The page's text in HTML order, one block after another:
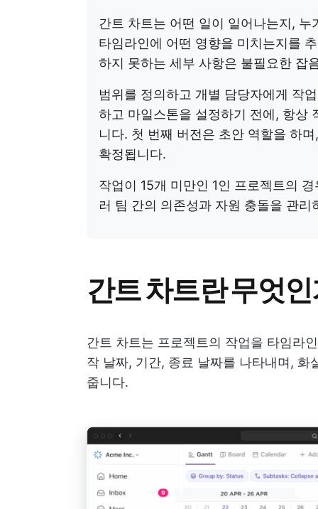
간트 차트는 어떤 일이 일어나는지,
타임라인에 어떤 영향을 미치는지를
하지 못하는 세부 사항은 불필요한 잡
범위를 정의하고 개별 담당자에게 작
하고 마일스톤을 설정하기 전에, 항상
니다. 첫 번째 버전은 초안 역할을 하
확정됩니다.
작업이 15개 미만인 1인 프로젝트의
러 팀 간의 의존성과 자원 충돌을 관
간트 차트란 무엇
간트 차트는 프로젝트의 작업을 타임라
작 날짜, 기간, 종료 날짜를 나타내며,
줍니다.